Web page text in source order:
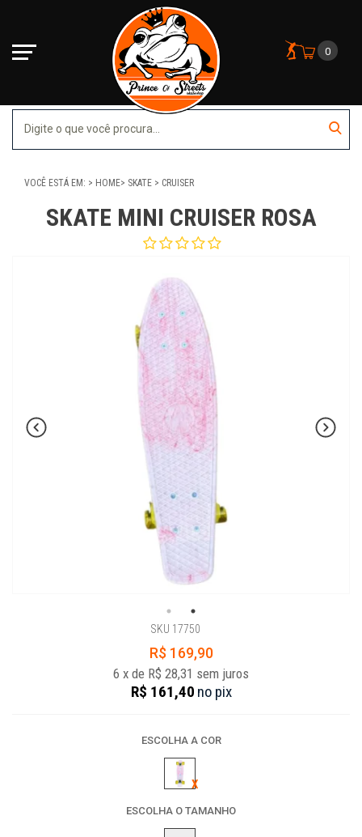
0
VOCÊ ESTÁ EM: HOME SKATE CRUISER
SKATE MINI CRUISER ROSA
SKU 17750
R$ 169,90
6 x de R$ 28,31 sem juros
R$ 161,40 no pix
ESCOLHA A COR
ESCOLHA O TAMANHO